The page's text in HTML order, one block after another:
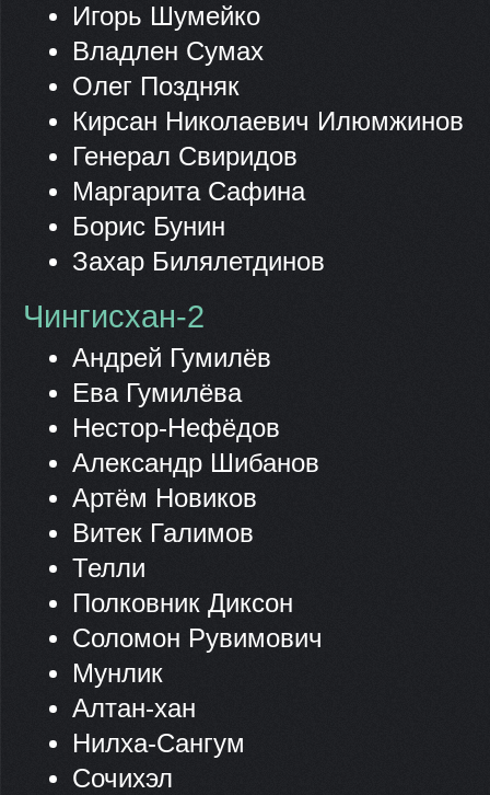
Игорь Шумейко
Владлен Сумах
Олег Поздняк
Кирсан Николаевич Илюмжинов
Генерал Свиридов
Маргарита Сафина
Борис Бунин
Захар Билялетдинов
Чингисхан-2
Андрей Гумилёв
Ева Гумилёва
Нестор-Нефёдов
Александр Шибанов
Артём Новиков
Витек Галимов
Телли
Полковник Диксон
Соломон Рувимович
Мунлик
Алтан-хан
Нилха-Сангум
Сочихэл